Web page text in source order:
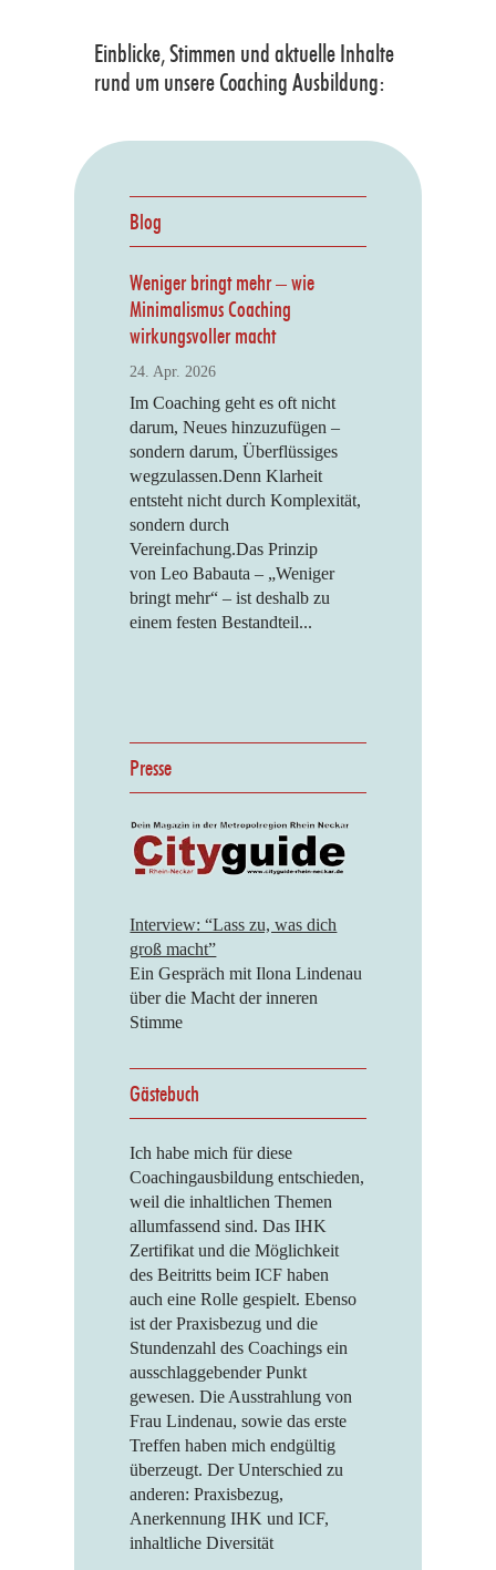
Einblicke, Stimmen und aktuelle Inhalte
rund um unsere Coaching Ausbildung:
Blog
Weniger bringt mehr – wie
Minimalismus Coaching
wirkungsvoller macht
24. Apr. 2026
Im Coaching geht es oft nicht
darum, Neues hinzuzufügen –
sondern darum, Überflüssiges
wegzulassen.Denn Klarheit
entsteht nicht durch Komplexität,
sondern durch
Vereinfachung.Das Prinzip
von Leo Babauta – „Weniger
bringt mehr“ – ist deshalb zu
einem festen Bestandteil...
Presse
Interview: “Lass zu, was dich
groß macht”
Ein Gespräch mit Ilona Lindenau
über die Macht der inneren
Stimme
Gästebuch
Ich habe mich für diese
Coachingausbildung entschieden,
weil die inhaltlichen Themen
allumfassend sind. Das IHK
Zertifikat und die Möglichkeit
des Beitritts beim ICF haben
auch eine Rolle gespielt. Ebenso
ist der Praxisbezug und die
Stundenzahl des Coachings ein
ausschlaggebender Punkt
gewesen. Die Ausstrahlung von
Frau Lindenau, sowie das erste
Treffen haben mich endgültig
überzeugt. Der Unterschied zu
anderen: Praxisbezug,
Anerkennung IHK und ICF,
inhaltliche Diversität